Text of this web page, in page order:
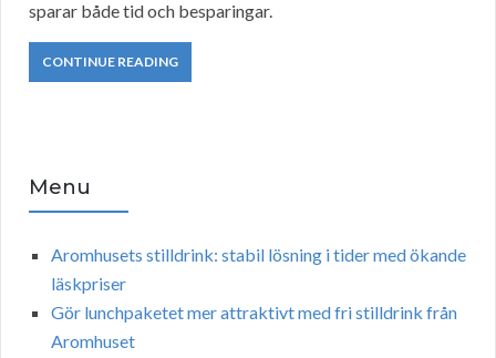
sparar både tid och besparingar.
CONTINUE READING
Menu
Aromhusets stilldrink: stabil lösning i tider med ökande
läskpriser
Gör lunchpaketet mer attraktivt med fri stilldrink från
Aromhuset